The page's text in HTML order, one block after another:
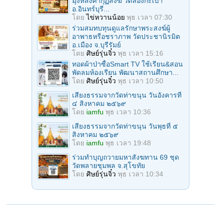
อ.อินทร์บุรี...
โดยไข่หวานน้อย พุธ เวลา 07:30
ร่วมสมทบทุนดูแลรักษาพระสงฆ์ผู้
อาพาธหรือชราภาพ วัดประชานิรมิต
อ.เมือง จ.บุรีรัมย์
โดย ศิษย์รุ่นจิ๋ว พุธ เวลา 15:16
ทอดผ้าป่าซื้อSmart TV ใช้เรียน&สอน
พัดลมห้องเรียน พัฒนาสถานศึกษา...
โดย ศิษย์รุ่นจิ๋ว พุธ เวลา 10:50
เสียงธรรมจากวัดท่าขนุน วันอังคารที่
๔ สิงหาคม ๒๕๖๙
โดย iamfu พุธ เวลา 10:36
เสียงธรรมจากวัดท่าขนุน วันพุธที่ ๕
สิงหาคม ๒๕๖๙
โดย iamfu พุธ เวลา 19:48
ร่วมทําบุญถวายมหาสังฆทาน 69 ชุด
วัดพลายชุมพล จ.สุโขทัย
โดย ศิษย์รุ่นจิ๋ว พุธ เวลา 10:34